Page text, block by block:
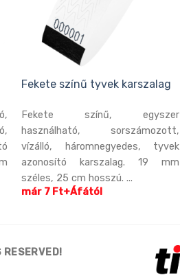
Fekete színű tyvek karszalag
Fekete színű, egyszer
használható, sorszámozott,
vízálló, háromnegyedes, tyvek
azonosító karszalag. 19 mm
széles, 25 cm hosszú. ...
már 7 Ft+Áfától